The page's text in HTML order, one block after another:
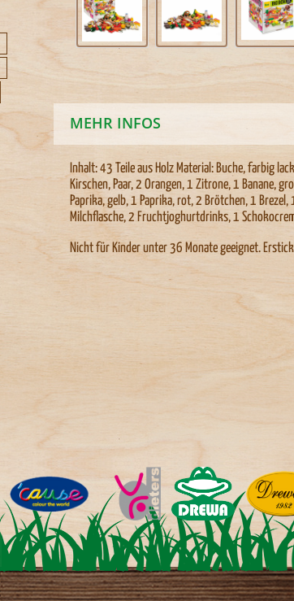
MEHR INFOS
Inhalt: 43 Teile aus Holz Material: Buche, farbig
Kirschen, Paar, 2 Orangen, 1 Zitrone, 1 Banane,
Paprika, gelb, 1 Paprika, rot, 2 Brötchen, 1
Milchflasche, 2 Fruchtjoghurtdrinks, 1
Nicht für Kinder unter 36 Monate geeignet.